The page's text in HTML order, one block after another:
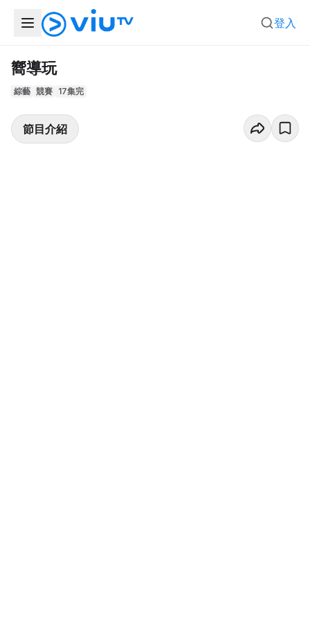
登入
嚮導玩
綜藝 競賽 17集完
節目介紹